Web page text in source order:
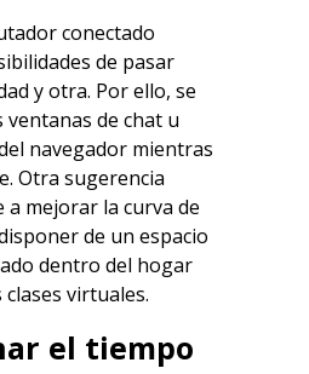
conectado
de pasar
y otra. Por ello, se
de chat u
navegador mientras
Otra sugerencia
a mejorar la curva de
de un espacio
dentro del hogar
virtuales.
el tiempo